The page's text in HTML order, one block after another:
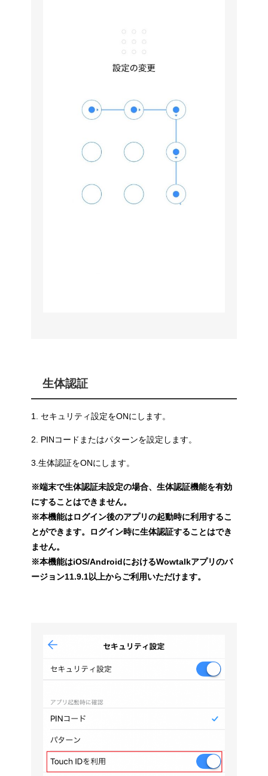
生体認証
1. セキュリティ設定をONにします。
2. PINコードまたはパターンを設定します。
3.生体認証をONにします。
※端末で生体認証未設定の場合、生体認証機能を有効
にすることはできません。
※本機能はログイン後のアプリの起動時に利用するこ
とができます。ログイン時に生体認証することはでき
ません。
※本機能はiOS/AndroidにおけるWowtalkアプリのバ
ージョン11.9.1以上からご利用いただけます。